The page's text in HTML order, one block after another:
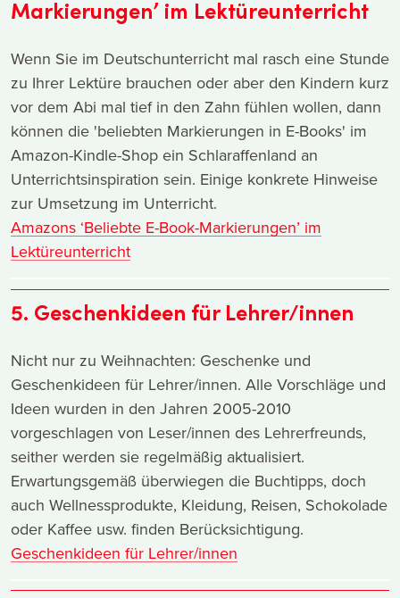
Markierungen’ im Lektüreunterricht
Wenn Sie im Deutschunterricht mal rasch eine Stunde
zu Ihrer Lektüre brauchen oder aber den Kindern kurz
vor dem Abi mal tief in den Zahn fühlen wollen, dann
können die 'beliebten Markierungen in E-Books' im
Amazon-Kindle-Shop ein Schlaraffenland an
Unterrichtsinspiration sein. Einige konkrete Hinweise
zur Umsetzung im Unterricht.
Amazons ‘Beliebte E-Book-Markierungen’ im
Lektüreunterricht
5. Geschenkideen für Lehrer/innen
Nicht nur zu Weihnachten: Geschenke und
Geschenkideen für Lehrer/innen. Alle Vorschläge und
Ideen wurden in den Jahren 2005-2010
vorgeschlagen von Leser/innen des Lehrerfreunds,
seither werden sie regelmäßig aktualisiert.
Erwartungsgemäß überwiegen die Buchtipps, doch
auch Wellnessprodukte, Kleidung, Reisen, Schokolade
oder Kaffee usw. finden Berücksichtigung.
Geschenkideen für Lehrer/innen